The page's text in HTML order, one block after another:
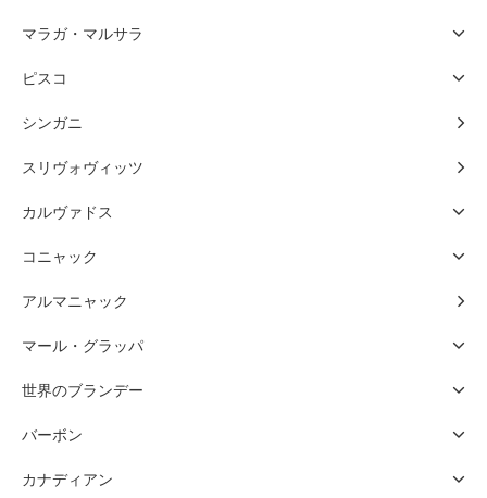
マラガ・マルサラ
ピスコ
シンガニ
スリヴォヴィッツ
カルヴァドス
コニャック
アルマニャック
マール・グラッパ
世界のブランデー
バーボン
カナディアン